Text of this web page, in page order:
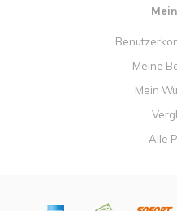
Meine
Mein
Alle